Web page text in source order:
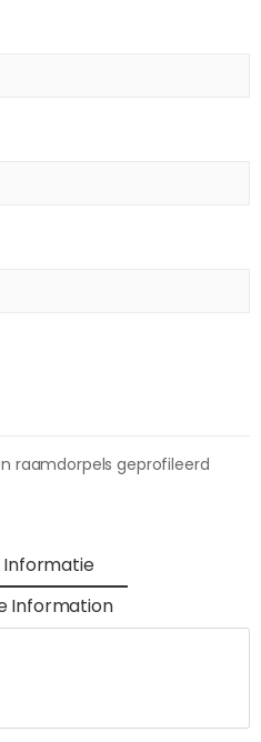
raamdorpels geprofileerd
Information